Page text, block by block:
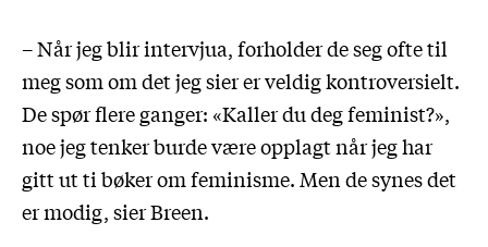
– Når jeg blir intervjua, forholder de seg ofte til
meg som om det jeg sier er veldig kontroversielt.
De spør flere ganger: «Kaller du deg feminist?»,
noe jeg tenker burde være opplagt når jeg har
gitt ut ti bøker om feminisme. Men de synes det
er modig, sier Breen.